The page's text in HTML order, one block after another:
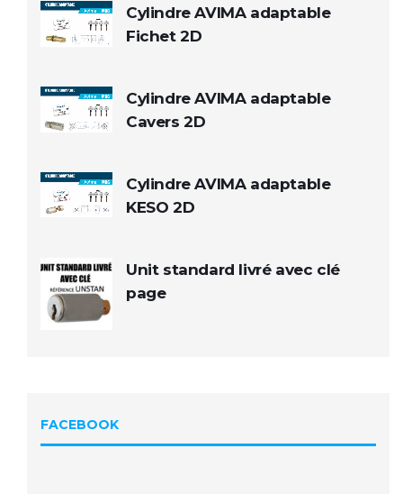
Cylindre AVIMA adaptable
Fichet 2D
Cylindre AVIMA adaptable
Cavers 2D
Cylindre AVIMA adaptable
KESO 2D
Unit standard livré avec clé
page
FACEBOOK